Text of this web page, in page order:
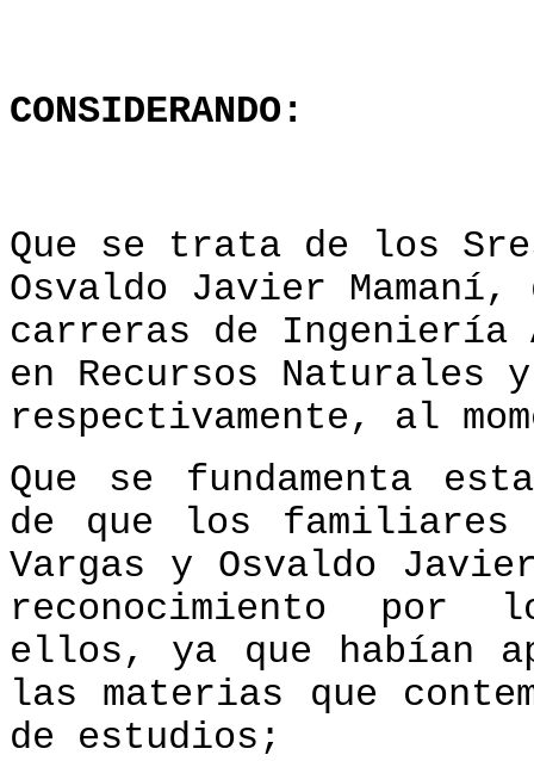
CONSIDERANDO:
Que se trata de los
Osvaldo Javier
carreras de Ingeniería
en Recursos Naturales
respectivamente, al
Que se fundamenta
de que los familiares
Vargas y Osvaldo
reconocimiento por
ellos, ya que habían
las materias que
de estudios;